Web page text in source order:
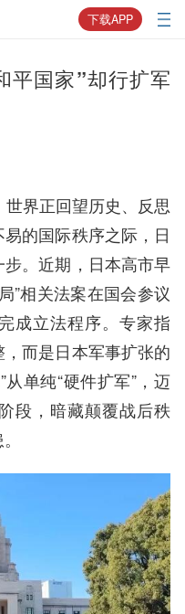
下载APP
平国家”却行扩军
界正回望历史、反思
的国际秩序之际，日
。近期，日本高市早
”相关法案在国会参议
成立法程序。专家指
而是日本军事扩张的
单纯“硬件扩军”，迈
段，暗藏颠覆战后秩